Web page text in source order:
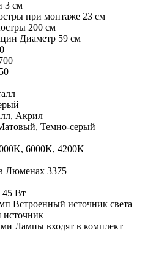
3 см
при монтаже 23 см
200 см
Диаметр 59 см
Акрил
Темно-серый
6000K, 4200K
Люменах 3375
Вт
Встроенный источник света
источник
Лампы входят в комплект